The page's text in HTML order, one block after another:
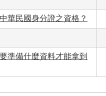
華民國身分證之資格？
準備什麼資料才能拿到